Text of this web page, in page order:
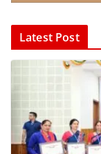
Latest Post